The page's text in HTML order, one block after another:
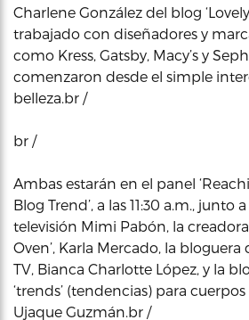
Charlene González del blog
trabajado con diseñadores y
como Kress, Gatsby, Macy’s y
comenzaron desde el simple
belleza.br /
br /
Ambas estarán en el panel
Blog Trend’, a las 11:30 a.m., junto
televisión Mimi Pabón, la creadora
Oven’, Karla Mercado, la bloguera
TV, Bianca Charlotte López, y la
‘trends’ (tendencias) para
Ujaque Guzmán.br /